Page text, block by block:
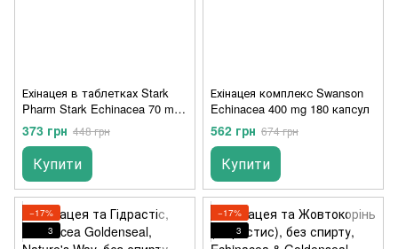
Ехінацея в таблетках Stark
Pharm Stark Echinacea 70 mg
(100 таб)
373 грн 448 грн
Купити
Ехінацея комплекс Swanson
Echinacea 400 mg 180 капсул
562 грн 674 грн
Купити
−17%
3
−17%
3